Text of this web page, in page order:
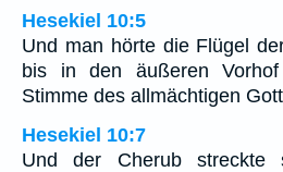
Hesekiel 10:5
Und man hörte die Flügel
bis in den äußeren
Stimme des allmächtigen
Hesekiel 10:7
Und der Cherub streckte